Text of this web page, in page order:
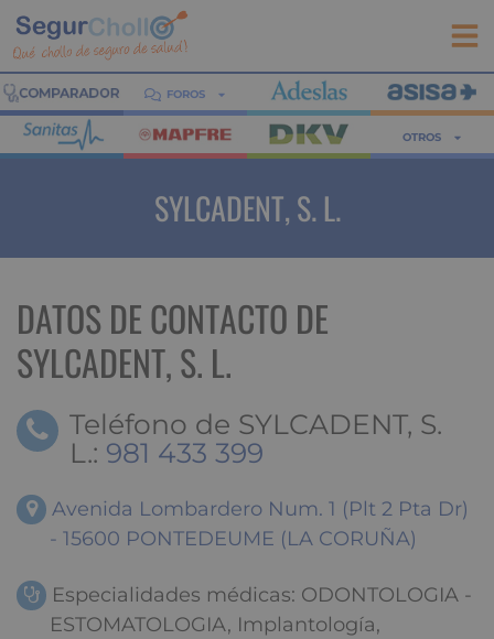
FOROS
OTROS
SYLCADENT, S. L.
DATOS DE CONTACTO DE
SYLCADENT, S. L.
Teléfono de SYLCADENT, S.
L.: 981 433 399
Avenida Lombardero Num. 1 (Plt 2 Pta Dr)
- 15600 PONTEDEUME (LA CORUÑA)
Especialidades médicas: ODONTOLOGIA -
ESTOMATOLOGIA, Implantología,